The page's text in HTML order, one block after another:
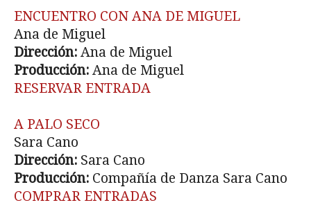
ENCUENTRO CON ANA DE MIGUEL
Ana de Miguel
Dirección: Ana de Miguel
Producción: Ana de Miguel
RESERVAR ENTRADA
A PALO SECO
Sara Cano
Dirección: Sara Cano
Producción: Compañía de Danza Sara Cano
COMPRAR ENTRADAS